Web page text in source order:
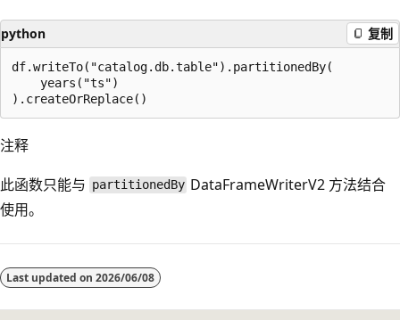
python 复制
df.writeTo("catalog.db.table").partitionedBy(
    years("ts")
注释
此函数只能与 partitionedBy DataFrameWriterV2 方法结合
使用。
模
式
Last updated on 2026/06/08